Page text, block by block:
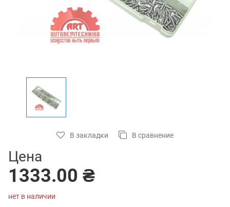
В закладки В сравнение
Цена
1333.00 ₴
нет в наличии